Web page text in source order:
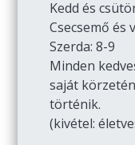
Kedd és
Csecsemő és
Szerda: 8-9
Minden
saját
történik.
(kivétel: